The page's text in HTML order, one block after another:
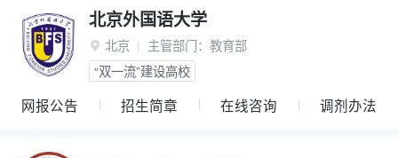
北京外国语大学
 北京 主管部门： 教育部
“双一流”建设高校
网报公告 招生简章 在线咨询 调剂办法